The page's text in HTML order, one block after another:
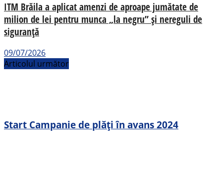
ITM Brăila a aplicat amenzi de aproape jumătate de
milion de lei pentru munca „la negru” și nereguli de
siguranță
09/07/2026
Articolul următor
Start Campanie de plăți în avans 2024